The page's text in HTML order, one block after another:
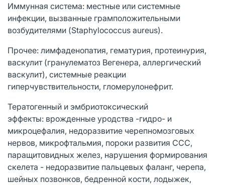
Иммунная система: местные или системные
инфекции, вызванные грамположительными
возбудителями (Staphylococcus aureus).
Прочее: лимфаденопатия, гематурия, протеинурия,
васкулит (гранулематоз Вегенера, аллергический
васкулит), системные реакции
гиперчувствительности, гломерулонефрит.
Тератогенный и эмбриотоксический
эффекты: врожденные уродства -гидро- и
микроцефалия, недоразвитие черепномозговых
нервов, микрофтальмия, пороки развития ССС,
паращитовидных желез, нарушения формирования
скелета - недоразвитие пальцевых фаланг, черепа,
шейных позвонков, бедренной кости, лодыжек,